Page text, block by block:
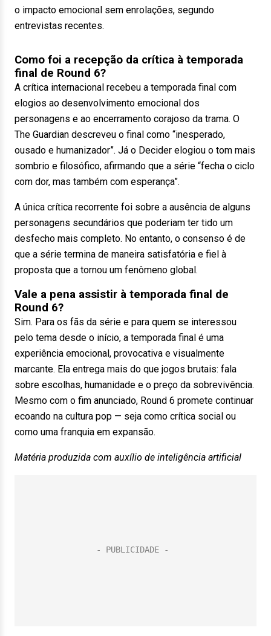
o impacto emocional sem enrolações, segundo
entrevistas recentes.
Como foi a recepção da crítica à temporada
final de Round 6?
A crítica internacional recebeu a temporada final com
elogios ao desenvolvimento emocional dos
personagens e ao encerramento corajoso da trama. O
The Guardian descreveu o final como “inesperado,
ousado e humanizador”. Já o Decider elogiou o tom mais
sombrio e filosófico, afirmando que a série “fecha o ciclo
com dor, mas também com esperança”.
A única crítica recorrente foi sobre a ausência de alguns
personagens secundários que poderiam ter tido um
desfecho mais completo. No entanto, o consenso é de
que a série termina de maneira satisfatória e fiel à
proposta que a tornou um fenômeno global.
Vale a pena assistir à temporada final de
Round 6?
Sim. Para os fãs da série e para quem se interessou
pelo tema desde o início, a temporada final é uma
experiência emocional, provocativa e visualmente
marcante. Ela entrega mais do que jogos brutais: fala
sobre escolhas, humanidade e o preço da sobrevivência.
Mesmo com o fim anunciado, Round 6 promete continuar
ecoando na cultura pop — seja como crítica social ou
como uma franquia em expansão.
Matéria produzida com auxílio de inteligência artificial